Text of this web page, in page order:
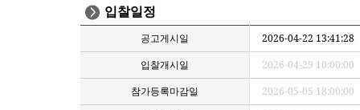
입찰일정
공고게시일
2026-04-22 13:41:28
입찰개시일
2026-04-29 10:00:00
참가등록마감일
2026-05-05 18:00:00